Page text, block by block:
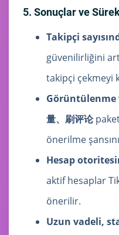
5. Sonuçlar ve
Takipçi
güvenilirliğini
takipçi çekmeyi
Görüntülenme
量、刷评论
önerilme
Hesap
aktif hesaplar
önerilir.
Uzun vadeli,